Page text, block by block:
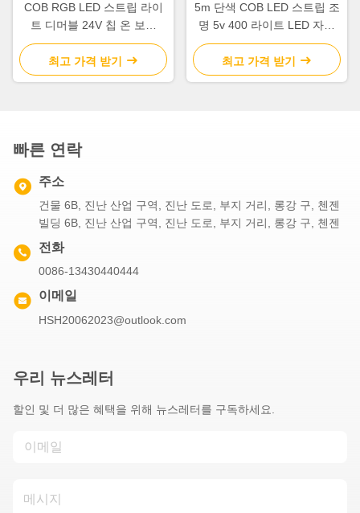
COB RGB LED 스트립 라이
트 디머블 24V 칩 온 보드
LED 스트립 라이트
최고 가격 받기
5m 단색 COB LED 스트립 조
명 5v 400 라이트 LED 자체
접착 LED 선형 조명 800lm/m
최고 가격 받기
빠른 연락
주소
건물 6B, 진난 산업 구역, 진난 도로, 부지 거리, 롱강 구, 첸젠
빌딩 6B, 진난 산업 구역, 진난 도로, 부지 거리, 롱강 구, 첸젠
전화
0086-13430440444
이메일
HSH20062023@outlook.com
우리 뉴스레터
할인 및 더 많은 혜택을 위해 뉴스레터를 구독하세요.